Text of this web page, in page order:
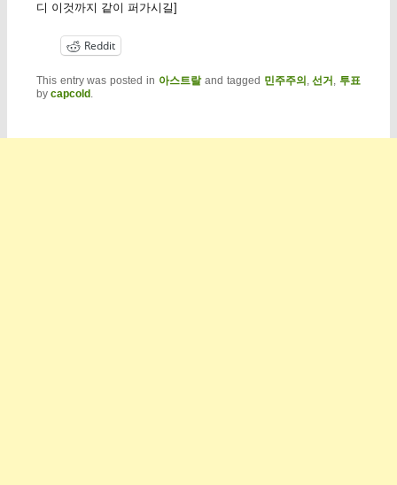
디 이것까지 같이 퍼가시길]
Reddit
This entry was posted in 아스트랄and tagged 민주주의 ,선거 ,투표
by capcold .